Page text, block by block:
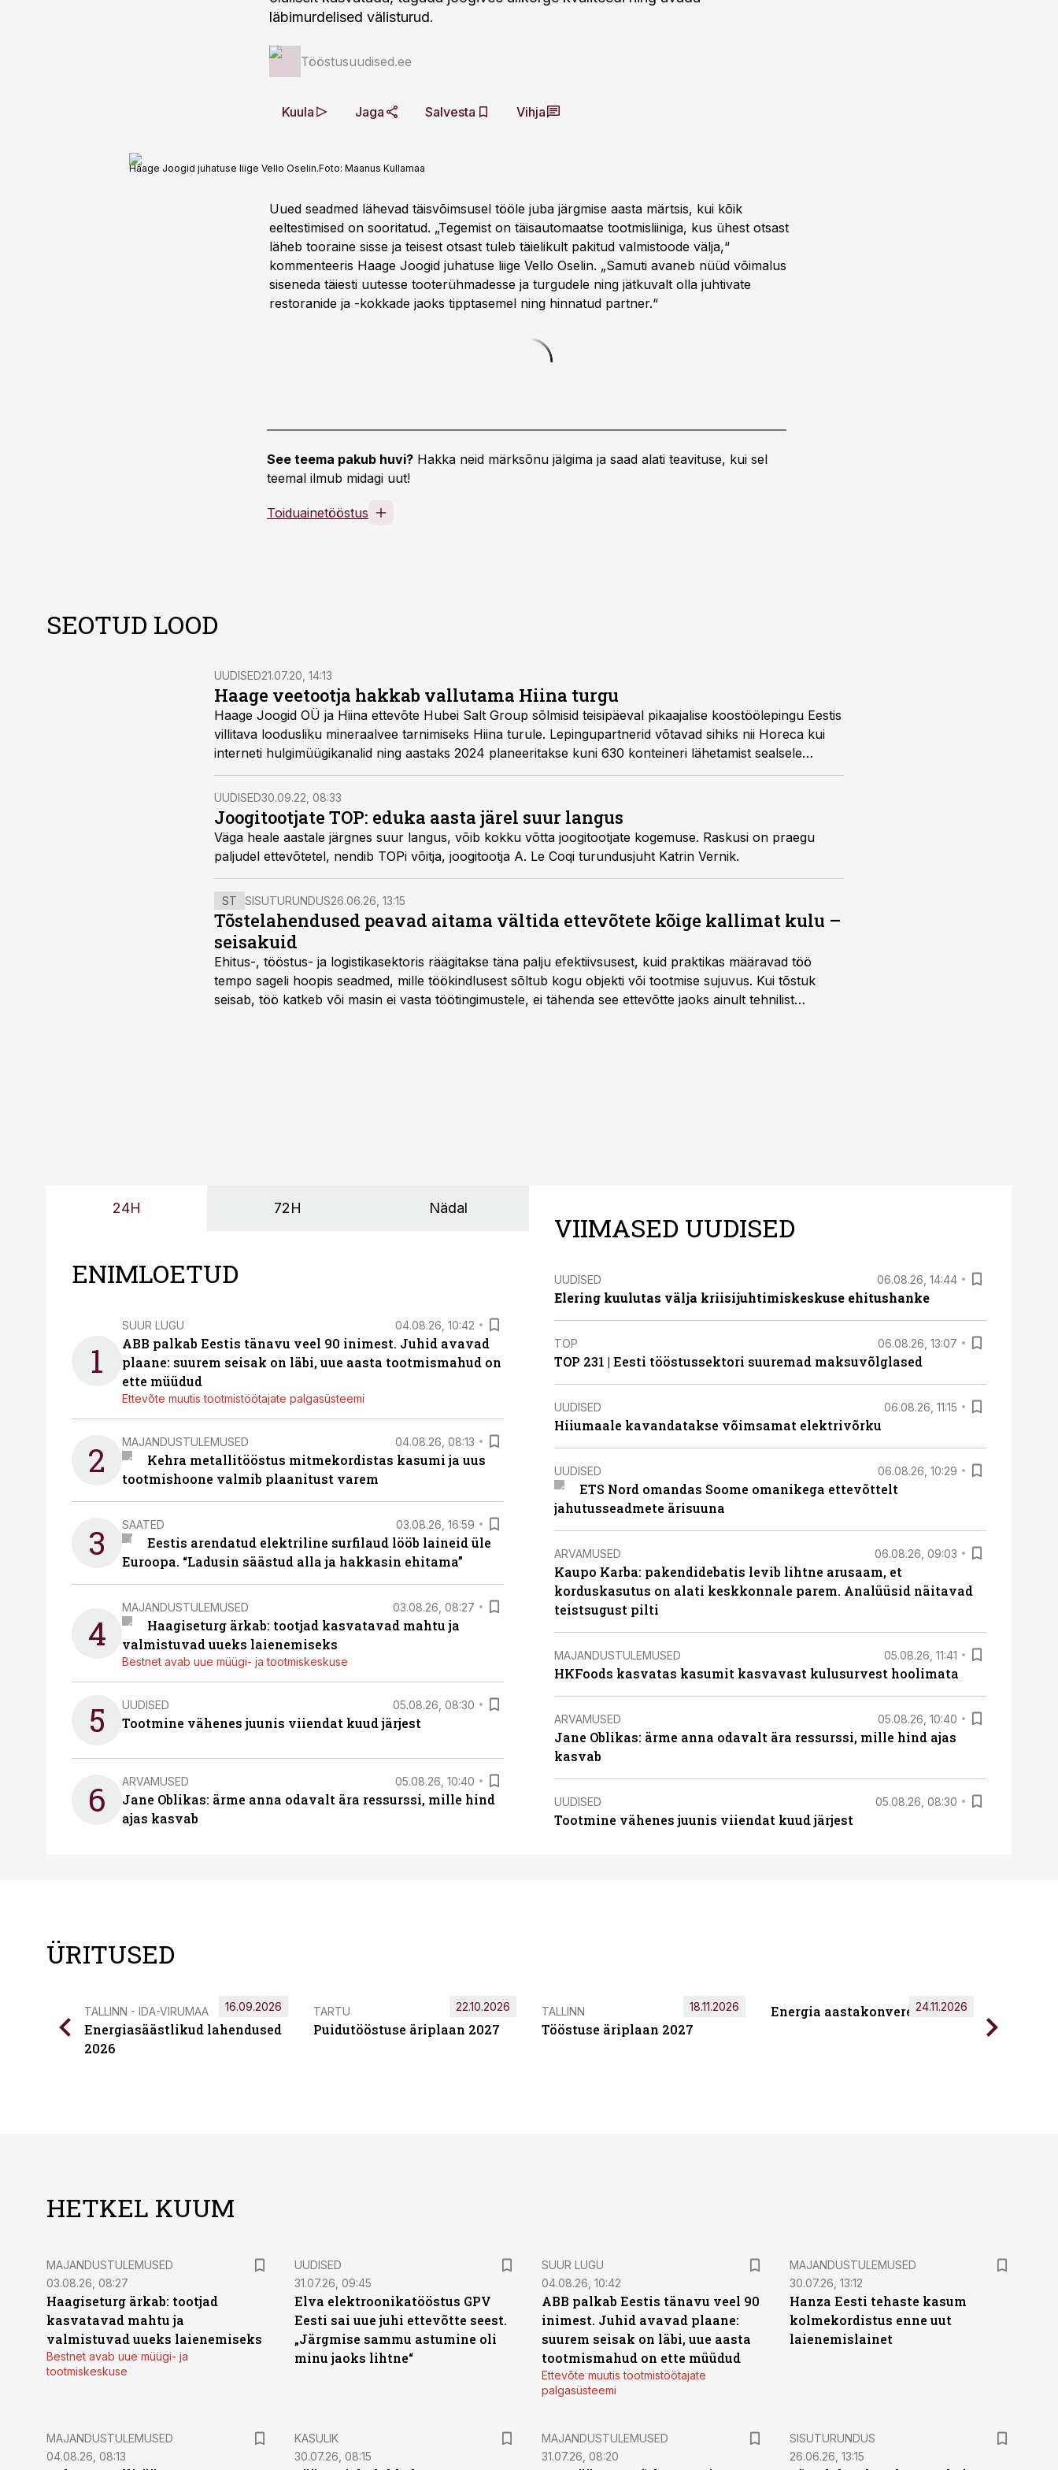
läbimurdelised välisturud.
Tööstusuudised.ee
Kuula Jaga Salvesta Vihja
Haage Joogid juhatuse liige Vello Oselin.Foto: Maanus Kullamaa
Uued seadmed lähevad täisvõimsusel tööle juba järgmise aasta märtsis, kui kõik
eeltestimised on sooritatud. „Tegemist on täisautomaatse tootmisliiniga, kus ühest otsast
läheb tooraine sisse ja teisest otsast tuleb täielikult pakitud valmistoode välja,“
kommenteeris Haage Joogid juhatuse liige Vello Oselin. „Samuti avaneb nüüd võimalus
siseneda täiesti uutesse tooterühmadesse ja turgudele ning jätkuvalt olla juhtivate
restoranide ja -kokkade jaoks tipptasemel ning hinnatud partner.“
See teema pakub huvi? Hakka neid märksõnu jälgima ja saad alati teavituse, kui sel
teemal ilmub midagi uut!
Toiduainetööstus
SEOTUD LOOD
UUDISED21.07.20, 14:13
Haage veetootja hakkab vallutama Hiina turgu
Haage Joogid OÜ ja Hiina ettevõte Hubei Salt Group sõlmisid teisipäeval pikaajalise koostöölepingu Eestis
villitava loodusliku mineraalvee tarnimiseks Hiina turule. Lepingupartnerid võtavad sihiks nii Horeca kui
interneti hulgimüügikanalid ning aastaks 2024 planeeritakse kuni 630 konteineri lähetamist sealsele
turule.
UUDISED30.09.22, 08:33
Joogitootjate TOP: eduka aasta järel suur langus
Väga heale aastale järgnes suur langus, võib kokku võtta joogitootjate kogemuse. Raskusi on praegu
paljudel ettevõtetel, nendib TOPi võitja, joogitootja A. Le Coqi turundusjuht Katrin Vernik.
ST SISUTURUNDUS26.06.26, 13:15
Tõstelahendused peavad aitama vältida ettevõtete kõige kallimat kulu –
seisakuid
Ehitus-, tööstus- ja logistikasektoris räägitakse täna palju efektiivsusest, kuid praktikas määravad töö
tempo sageli hoopis seadmed, mille töökindlusest sõltub kogu objekti või tootmise sujuvus. Kui tõstuk
seisab, töö katkeb või masin ei vasta töötingimustele, ei tähenda see ettevõtte jaoks ainult tehnilist
24H 72H Nädal
ENIMLOETUD
1
SUUR LUGU 04.08.26, 10:42
ABB palkab Eestis tänavu veel 90 inimest. Juhid avavad
plaane: suurem seisak on läbi, uue aasta tootmismahud on
ette müüdud
Ettevõte muutis tootmistöötajate palgasüsteemi
2 MAJANDUSTULEMUSED 04.08.26, 08:13
Kehra metallitööstus mitmekordistas kasumi ja uus
tootmishoone valmib plaanitust varem
3 SAATED 03.08.26, 16:59
Eestis arendatud elektriline surfilaud lööb laineid üle
Euroopa. “Ladusin säästud alla ja hakkasin ehitama”
4
MAJANDUSTULEMUSED 03.08.26, 08:27
Haagiseturg ärkab: tootjad kasvatavad mahtu ja
valmistuvad uueks laienemiseks
Bestnet avab uue müügi- ja tootmiskeskuse
5 UUDISED 05.08.26, 08:30
Tootmine vähenes juunis viiendat kuud järjest
6 ARVAMUSED 05.08.26, 10:40
Jane Oblikas: ärme anna odavalt ära ressurssi, mille hind
ajas kasvab
VIIMASED UUDISED
UUDISED 06.08.26, 14:44
Elering kuulutas välja kriisijuhtimiskeskuse ehitushanke
TOP 06.08.26, 13:07
TOP 231 | Eesti tööstussektori suuremad maksuvõlglased
UUDISED 06.08.26, 11:15
Hiiumaale kavandatakse võimsamat elektrivõrku
UUDISED 06.08.26, 10:29
ETS Nord omandas Soome omanikega ettevõttelt
jahutusseadmete ärisuuna
ARVAMUSED 06.08.26, 09:03
Kaupo Karba: pakendidebatis levib lihtne arusaam, et
korduskasutus on alati keskkonnale parem. Analüüsid näitavad
teistsugust pilti
MAJANDUSTULEMUSED 05.08.26, 11:41
HKFoods kasvatas kasumit kasvavast kulusurvest hoolimata
ARVAMUSED 05.08.26, 10:40
Jane Oblikas: ärme anna odavalt ära ressurssi, mille hind ajas
kasvab
UUDISED 05.08.26, 08:30
Tootmine vähenes juunis viiendat kuud järjest
ÜRITUSED
TALLINN - IDA-VIRUMAA
Energiasäästlikud lahendused
2026
16.09.2026 TARTU
Puidutööstuse äriplaan 2027
22.10.2026 TALLINN
Tööstuse äriplaan 2027
18.11.2026 Energia aastakonverents 2026
24.11.2026
HETKEL KUUM
MAJANDUSTULEMUSED
03.08.26, 08:27
Haagiseturg ärkab: tootjad
kasvatavad mahtu ja
valmistuvad uueks laienemiseks
Bestnet avab uue müügi- ja
tootmiskeskuse
UUDISED
31.07.26, 09:45
Elva elektroonikatööstus GPV
Eesti sai uue juhi ettevõtte seest.
„Järgmise sammu astumine oli
minu jaoks lihtne“
SUUR LUGU
04.08.26, 10:42
ABB palkab Eestis tänavu veel 90
inimest. Juhid avavad plaane:
suurem seisak on läbi, uue aasta
tootmismahud on ette müüdud
Ettevõte muutis tootmistöötajate
palgasüsteemi
MAJANDUSTULEMUSED
30.07.26, 13:12
Hanza Eesti tehaste kasum
kolmekordistus enne uut
laienemislainet
MAJANDUSTULEMUSED
04.08.26, 08:13
KASULIK
30.07.26, 08:15
MAJANDUSTULEMUSED
31.07.26, 08:20
ST
SISUTURUNDUS
26.06.26, 13:15